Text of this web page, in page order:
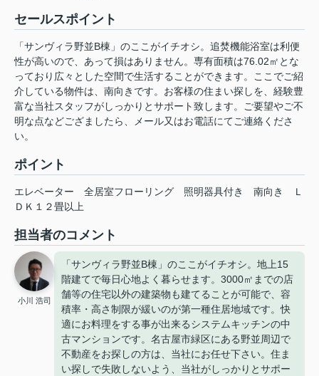
セールスポイント
「サンヴィラ野並B棟」のここがイチオシ。追焚機能浴室は利便
性が高いので、あって損はありません。専有面積は76.02㎡とな
っており広々とした空間で生活することができます。ここでご紹
介している物件は、南向きです。お客様の住まい探しを、経験豊
富な当社スタッフがしっかりとサポート致します。ご要望やご不
明な点などござましたら、メール又はお電話にてご連絡くださ
い。
ポイント
エレベーター 全居室フローリング 照明器具付き 南向き
Ｌ
ＤＫ１２畳以上
担当者のコメント
小川 浩司
「サンヴィラ野並B棟」のここがイチオシ。地上15
階建てで毎日心地よく暮らせます。3000㎡までの店
舗等の住宅以外の建築物も建てることが可能で、容
積率・高さ制限が緩いのが第一種住居地域です。快
適にお料理をする事が出来るシステムキッチンの中
古マンションです。名古屋市緑区にある野並周辺で
不動産をお探しの方は、当社にお任せ下さい。住ま
い探しで失敗しないよう、当社がしっかりとサポー